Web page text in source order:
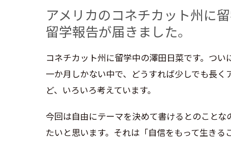
アメリカのコネチカット州に
留学報告が届きました。
コネチカット州に留学中の澤田日菜です。つ
一か月しかない中で、どうすれば少しでも長
ど、いろいろ考えています。
今回は自由にテーマを決めて書けるとのこと
たいと思います。それは「自信をもって生きる